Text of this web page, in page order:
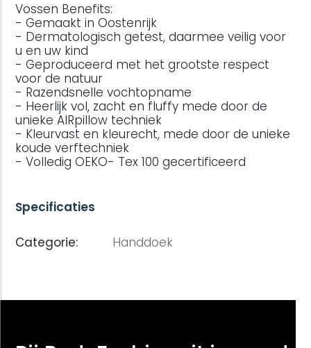
Vossen Benefits:
- Gemaakt in Oostenrijk
- Dermatologisch getest, daarmee veilig voor
u en uw kind
- Geproduceerd met het grootste respect
voor de natuur
- Razendsnelle vochtopname
- Heerlijk vol, zacht en fluffy mede door de
unieke AIRpillow techniek
- Kleurvast en kleurecht, mede door de unieke
koude verftechniek
- Volledig OEKO- Tex 100 gecertificeerd
Specificaties
Categorie: Handdoek